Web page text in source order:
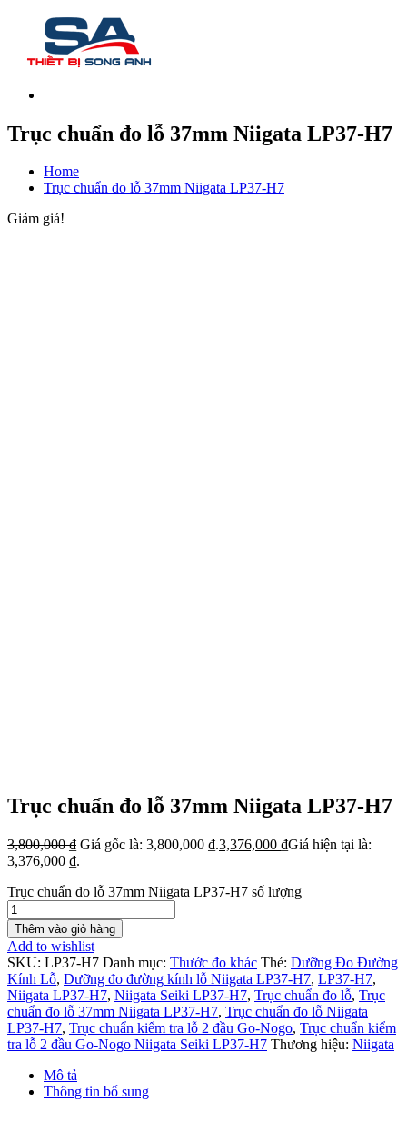
Trục chuẩn đo lỗ 37mm Niigata LP37-H7
Home
Trục chuẩn đo lỗ 37mm Niigata LP37-H7
Giảm giá!
Trục chuẩn đo lỗ 37mm Niigata LP37-H7
3,800,000₫ Giá gốc là: 3,800,000 ₫.3,376,000 ₫Giá hiện tại là:
3,376,000 ₫.
Trục chuẩn đo lỗ 37mm Niigata LP37-H7 số lượng
Thêm vào giỏ hàng
Add to wishlist
SKU: LP37-H7 Danh mục: Thước đo khác Thẻ: Dưỡng Đo Đường
Kính Lỗ, Dưỡng đo đường kính lỗ Niigata LP37-H7, LP37-H7,
Niigata LP37-H7, Niigata Seiki LP37-H7, Trục chuẩn đo lỗ, Trục
chuẩn đo lỗ 37mm Niigata LP37-H7, Trục chuẩn đo lỗ Niigata
LP37-H7, Trục chuẩn kiểm tra lỗ 2 đầu Go-Nogo, Trục chuẩn kiểm
tra lỗ 2 đầu Go-Nogo Niigata Seiki LP37-H7 Thương hiệu: Niigata
Mô tả
Thông tin bổ sung